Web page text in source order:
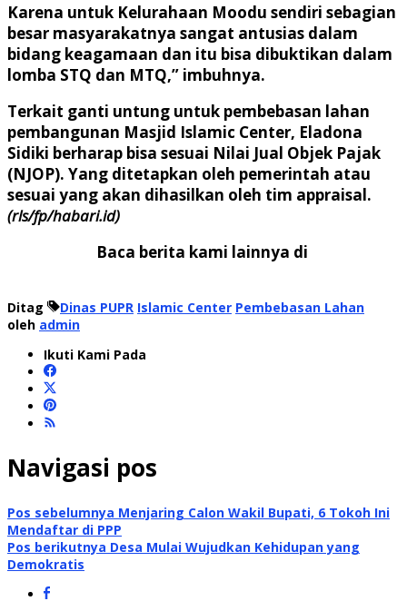
Karena untuk Kelurahaan Moodu sendiri sebagian
besar masyarakatnya sangat antusias dalam
bidang keagamaan dan itu bisa dibuktikan dalam
lomba STQ dan MTQ,” imbuhnya.
Terkait ganti untung untuk pembebasan lahan
pembangunan Masjid Islamic Center, Eladona
Sidiki berharap bisa sesuai Nilai Jual Objek Pajak
(NJOP). Yang ditetapkan oleh pemerintah atau
sesuai yang akan dihasilkan oleh tim appraisal.
(rls/fp/habari.id)
Baca berita kami lainnya di
Ditag Dinas PUPR Islamic Center Pembebasan Lahan
oleh admin
Ikuti Kami Pada
Navigasi pos
Pos sebelumnya Menjaring Calon Wakil Bupati, 6 Tokoh Ini
Mendaftar di PPP
Pos berikutnya Desa Mulai Wujudkan Kehidupan yang
Demokratis